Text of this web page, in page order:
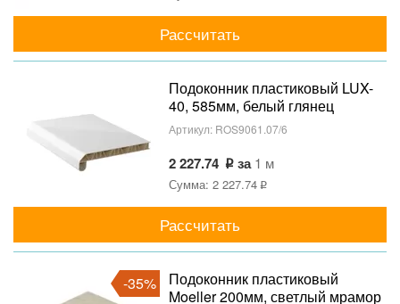
Рассчитать
Подоконник пластиковый LUX-
40, 585мм, белый глянец
Артикул: ROS9061.07/6
2 227.74 за1 м
Сумма: 2 227.74
Рассчитать
-35%
Подоконник пластиковый
Moeller 200мм, светлый мрамор